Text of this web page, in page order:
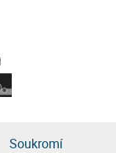
Soukromí